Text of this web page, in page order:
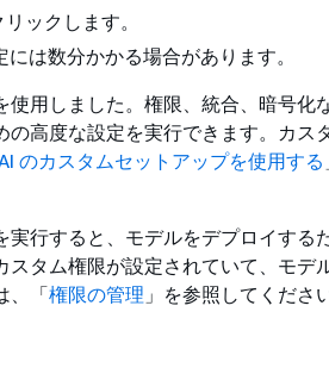
リックします。
は数分かかる場合があります。
用しました。権限、統合、暗号化
高度な設定を実行できます。カス
のカスタムセットアップを使用する
行すると、モデルをデプロイする
タム権限が設定されていて、モデ
、「権限の管理 」を参照してください